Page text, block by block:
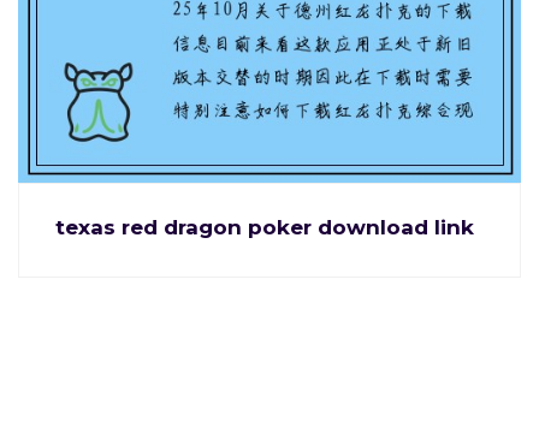
texas red dragon poker download link